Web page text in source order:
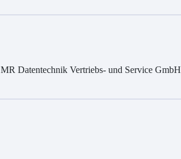
MR Datentechnik Vertriebs- und Service GmbH